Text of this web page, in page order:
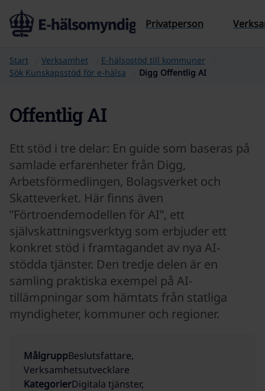
Till sidans innehåll
Privatperson
Start Verksamhet
E-hälsostöd till kommuner
Sök Kunskapsstöd för e‑hälsa
Digg Offentlig AI
Offentlig AI
Ett stöd i tre delar: En guide som baseras på
samlade erfarenheter från Digg,
Arbetsförmedlingen, Bolagsverket och
Skatteverket. Här finns även
”Förtroendemodellen för AI”, ett
självskattningsverktyg som erbjuder ett
konkret stöd i framtagandet av nya AI-
stödda tjänster. Den tredje delen är en
samling praktiska exempel på AI-
tillämpningar som hämtats från statliga
myndigheter, kommuner och regioner.
MålgruppBeslutsfattare,
Verksamhetsutvecklare
KategorierDigitala tjänster,